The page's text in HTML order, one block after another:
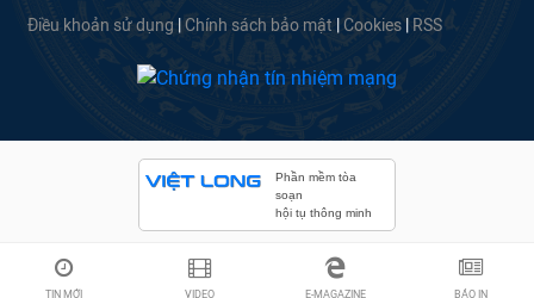
Điều khoản sử dụng Chính sách bảo mật Cookies RSS
Phần mềm tòa
soạn
hội tụ thông minh
TIN MỚI VIDEO E-MAGAZINE BÁO IN